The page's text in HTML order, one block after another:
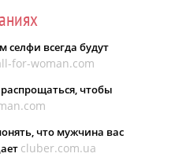
селфи всегда будут
for-woman.com
чтобы
что мужчина вас
cluber.com.ua